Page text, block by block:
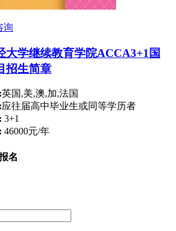
询
大学继续教育学院ACCA3+1国
招生简章
英国,美,澳,加,法国
应往届高中毕业生或同等学历者
3+1
46000元/年
名